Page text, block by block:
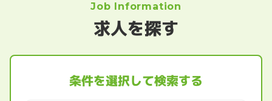
Job Information
求人を探す
条件を選択して検索する